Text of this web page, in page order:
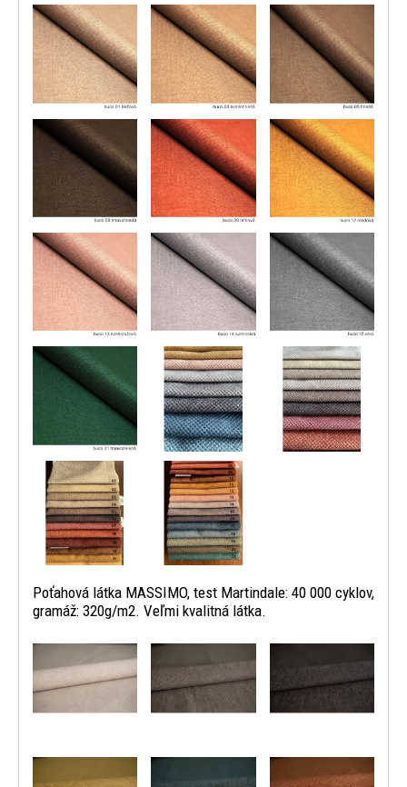
Poťahová látka MASSIMO, test Martindale: 40 000 cyklov,
gramáž: 320g/m2. Veľmi kvalitná látka.